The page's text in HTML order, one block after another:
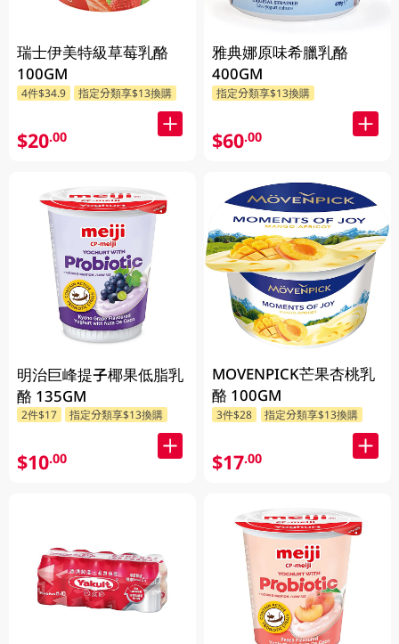
瑞士伊美特級草莓乳酪
100GM
4件$34.9 指定分類享$13換購
$20.00
明治巨峰提子椰果低脂乳
酪 135GM
2件$17 指定分類享$13換購
$10.00
雅典娜原味希臘乳酪
400GM
指定分類享$13換購
$60.00
MOVENPICK芒果杏桃乳
酪 100GM
3件$28 指定分類享$13換購
$17.00